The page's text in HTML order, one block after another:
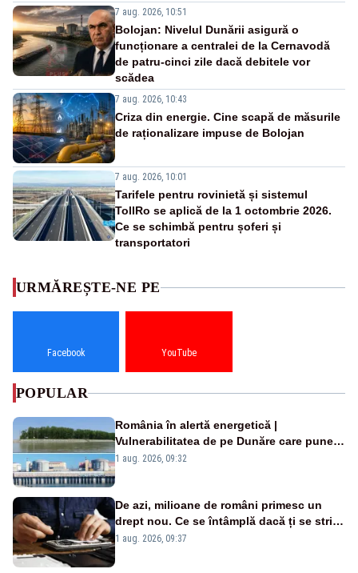
7 aug. 2026, 10:51
Bolojan: Nivelul Dunării asigură o
funcționare a centralei de la Cernavodă
de patru-cinci zile dacă debitele vor
scădea
7 aug. 2026, 10:43
Criza din energie. Cine scapă de măsurile
de raționalizare impuse de Bolojan
7 aug. 2026, 10:01
Tarifele pentru rovinietă și sistemul
TollRo se aplică de la 1 octombrie 2026.
Ce se schimbă pentru șoferi și
transportatori
URMĂREȘTE-NE PE
Facebook YouTube
POPULAR
România în alertă energetică |
Vulnerabilitatea de pe Dunăre care pune
în pericol Centrala Cernavodă era
1 aug. 2026, 09:32
De azi, milioane de români primesc un
drept nou. Ce se întâmplă dacă ți se strică
un produs
1 aug. 2026, 09:37